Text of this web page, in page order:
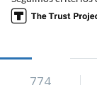
774